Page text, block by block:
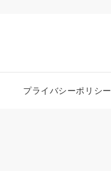
プライバシーポリシー